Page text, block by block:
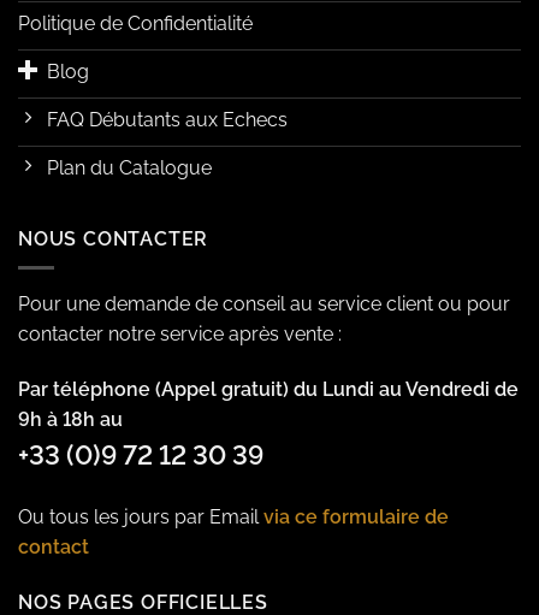
Politique de Confidentialité
Blog
FAQ Débutants aux Echecs
Plan du Catalogue
NOUS CONTACTER
Pour une demande de conseil au service client ou pour
contacter notre service après vente :
Par téléphone (Appel gratuit) du Lundi au Vendredi de
9h à 18h au
+33 (0)9 72 12 30 39
Ou tous les jours par Emailvia ce formulaire de
contact
NOS PAGES OFFICIELLES